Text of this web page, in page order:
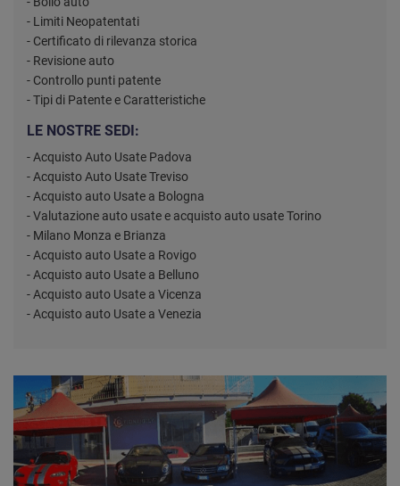
- Limiti Neopatentati
- Certificato di rilevanza storica
- Revisione auto
- Controllo punti patente
- Tipi di Patente e Caratteristiche
LE NOSTRE SEDI:
- Acquisto Auto Usate Padova
- Acquisto Auto Usate Treviso
- Acquisto auto Usate a Bologna
- Valutazione auto usate e acquisto auto usate Torino
- Milano Monza e Brianza
- Acquisto auto Usate a Rovigo
- Acquisto auto Usate a Belluno
- Acquisto auto Usate a Vicenza
- Acquisto auto Usate a Venezia